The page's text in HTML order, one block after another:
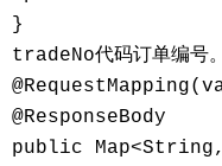
}
tradeNo代码订单编号
@ResponseBody
public